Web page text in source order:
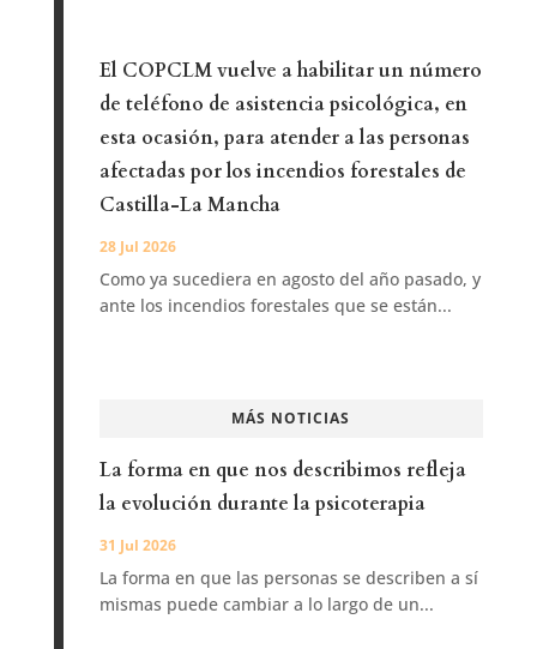
El COPCLM vuelve a habilitar un número
de teléfono de asistencia psicológica, en
esta ocasión, para atender a las personas
afectadas por los incendios forestales de
Castilla-La Mancha
28 Jul 2026
Como ya sucediera en agosto del año pasado, y
ante los incendios forestales que se están...
MÁS NOTICIAS
La forma en que nos describimos refleja
la evolución durante la psicoterapia
31 Jul 2026
La forma en que las personas se describen a sí
mismas puede cambiar a lo largo de un...